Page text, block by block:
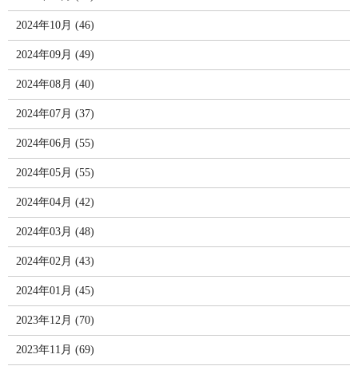
2024年10月 (46)
2024年09月 (49)
2024年08月 (40)
2024年07月 (37)
2024年06月 (55)
2024年05月 (55)
2024年04月 (42)
2024年03月 (48)
2024年02月 (43)
2024年01月 (45)
2023年12月 (70)
2023年11月 (69)